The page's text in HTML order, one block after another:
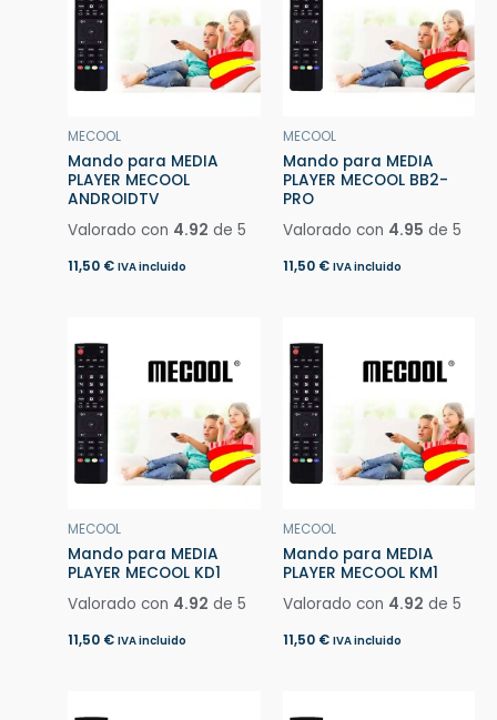
MECOOL
Mando para MEDIA
PLAYER MECOOL
ANDROIDTV
Valorado con 4.92 de 5
11,50 € IVA incluido
MECOOL
Mando para MEDIA
PLAYER MECOOL BB2-
PRO
Valorado con 4.95 de 5
11,50 € IVA incluido
MECOOL
Mando para MEDIA
PLAYER MECOOL KD1
Valorado con 4.92 de 5
11,50 € IVA incluido
MECOOL
Mando para MEDIA
PLAYER MECOOL KM1
Valorado con 4.92 de 5
11,50 € IVA incluido